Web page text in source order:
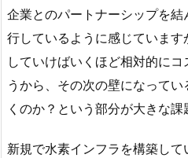
企業とのパートナーシップを
行しているように感じていま
していけばいくほど相対的に
うから、その次の壁になって
くのか？という部分が大きな課
新規で水素インフラを構築し